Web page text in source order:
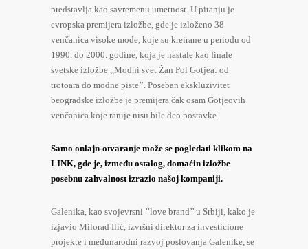
predstavlja kao savremenu umetnost. U pitanju je
evropska premijera izložbe, gde je izloženo 38
venčanica visoke mode, koje su kreirane u periodu od
1990. do 2000. godine, koja je nastale kao finale
svetske izložbe ,,Modni svet Žan Pol Gotjea: od
trotoara do modne piste’’. Poseban ekskluzivitet
beogradske izložbe je premijera čak osam Gotjeovih
venčanica koje ranije nisu bile deo postavke.
Samo onlajn-otvaranje može se pogledati klikom na
LINK, gde je, između ostalog, domaćin izložbe
posebnu zahvalnost izrazio našoj kompaniji.
Galenika, kao svojevrsni ’’love brand’’ u Srbiji, kako je
izjavio Milorad Ilić, izvršni direktor za investicione
projekte i međunarodni razvoj poslovanja Galenike, se